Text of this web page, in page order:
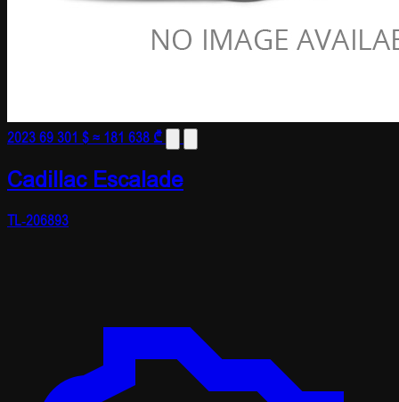
202369 301 $≈ 181 638 ₾
Cadillac Escalade
TL-206893